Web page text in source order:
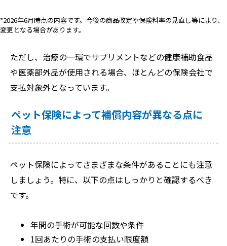
*2026年6月時点の内容です。今後の商品改定や保険料率の見直し等により、
変更となる場合があります。
ただし、治療の一環でサプリメントなどの健康補助食品
や医薬部外品が使用される場合、ほとんどの保険会社で
支払対象外となっています。
ペット保険によって補償内容が異なる点に
注意
ペット保険によってさまざまな条件があることにも注意
しましょう。特に、以下の点はしっかりと確認するべき
です。
年間の手術が可能な回数や条件
1回あたりの手術の支払い限度額